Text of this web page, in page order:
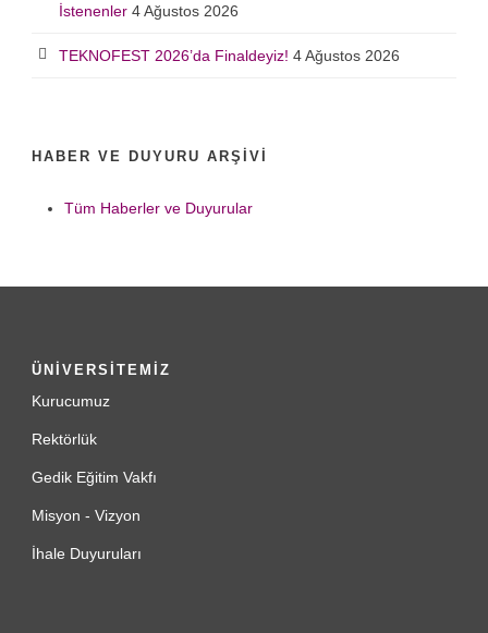
İstenenler 4 Ağustos 2026
TEKNOFEST 2026’da Finaldeyiz! 4 Ağustos 2026
HABER VE DUYURU ARŞIVI
Tüm Haberler ve Duyurular
ÜNİVERSİTEMİZ
Kurucumuz
Rektörlük
Gedik Eğitim Vakfı
Misyon - Vizyon
İhale Duyuruları